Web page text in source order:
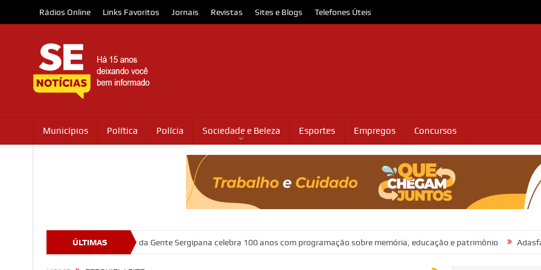
Rádios Online Links Favoritos Jornais Revistas Sites e Blogs Telefones Úteis
Municípios Política Polícia Sociedade e Beleza Esportes Empregos Concursos
ÚLTIMAS
que abriga o Museu da Gente Sergipana celebra 100 anos com programação sobre memória, educação e patrimônio Adasfa e Shopping